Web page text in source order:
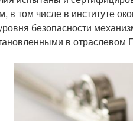
в том числе в институте
безопасности
в отраслевом